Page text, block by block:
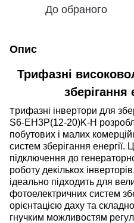
До обраного
Опис
Трифазні
зберігання
Трифазні інвертори для
S6-EH3P(12-20)K-H
побутових і малих
систем зберігання енергії.
підключення до
роботу декількох
ідеально підходить для
фотоелектричних систем
орієнтацією даху та
гнучким можливостям